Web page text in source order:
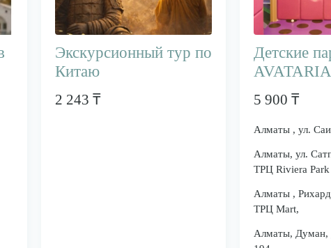
Экскурсионный тур по
Китаю
2 243 ₸
Детские
5 900 ₸
Алматы , ул.
Алматы, ул.
ТРЦ Riviera Park
Алматы ,
ТРЦ Mart,
Алматы, Думан,